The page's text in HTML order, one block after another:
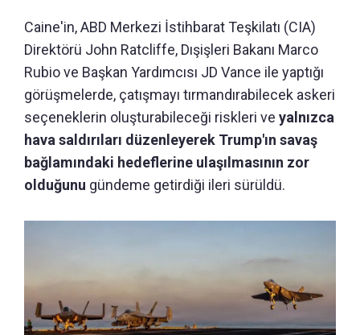
Caine'in, ABD Merkezi İstihbarat Teşkilatı (CIA)
Direktörü John Ratcliffe, Dışişleri Bakanı Marco
Rubio ve Başkan Yardımcısı JD Vance ile yaptığı
görüşmelerde, çatışmayı tırmandırabilecek askeri
seçeneklerin oluşturabileceği riskleri ve yalnızca
hava saldırıları düzenleyerek Trump'ın savaş
bağlamındaki hedeflerine ulaşılmasının zor
olduğunu gündeme getirdiği ileri sürüldü.